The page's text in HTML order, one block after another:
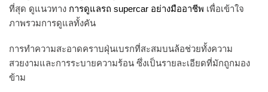
ที่สุด ดูแนวทาง การดูแลรถ supercar อย่างมืออาชีพ เพื่อเข้าใจ
ภาพรวมการดูแลทั้งคัน
การทำความสะอาดคราบฝุ่นเบรกที่สะสมบนล้อช่วยทั้งความ
สวยงามและการระบายความร้อน ซึ่งเป็นรายละเอียดที่มักถูกมอง
ข้าม